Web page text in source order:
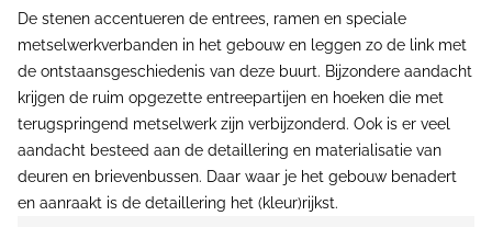
De stenen accentueren de entrees, ramen en speciale
metselwerkverbanden in het gebouw en leggen zo de link met
de ontstaansgeschiedenis van deze buurt. Bijzondere aandacht
krijgen de ruim opgezette entreepartijen en hoeken die met
terugspringend metselwerk zijn verbijzonderd. Ook is er veel
aandacht besteed aan de detaillering en materialisatie van
deuren en brievenbussen. Daar waar je het gebouw benadert
en aanraakt is de detaillering het (kleur)rijkst.